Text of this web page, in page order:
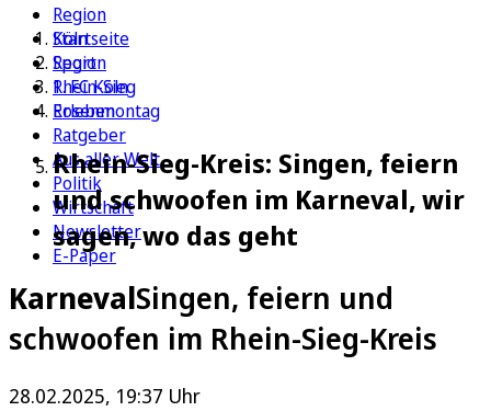
Region
Köln
Sport
1. FC Köln
Erleben
Ratgeber
Aus aller Welt
Politik
Wirtschaft
Newsletter
E-Paper
Startseite
Region
Rhein-Sieg
Rosenmontag
Rhein-Sieg-Kreis: Singen, feiern
und schwoofen im Karneval, wir
sagen, wo das geht
KarnevalSingen, feiern und
schwoofen im Rhein-Sieg-Kreis
28.02.2025, 19:37 Uhr